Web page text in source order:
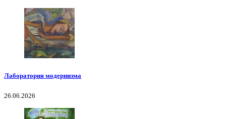
Лаборатория модернизма
26.06.2026